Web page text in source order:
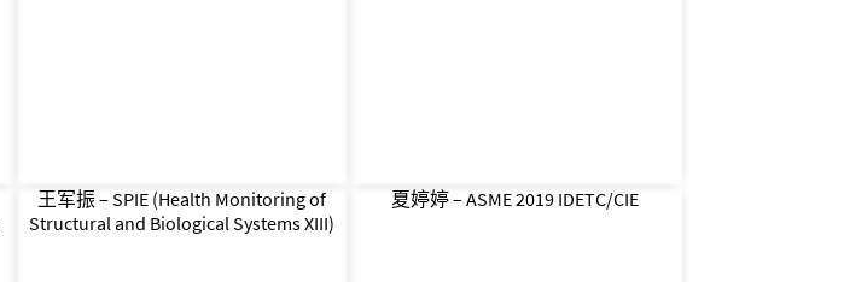
王军振 – SPIE (Health Monitoring of
Structural and Biological Systems XIII)
夏婷婷 – ASME 2019 IDETC/CIE